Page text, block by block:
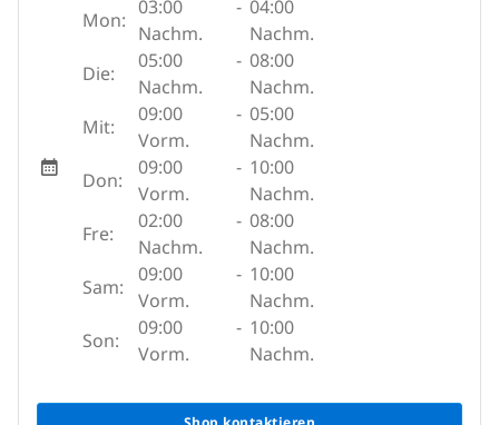
Mon:
03:00
Nachm.
- 04:00
Nachm.
Die:
05:00
Nachm.
- 08:00
Nachm.
Mit:
09:00
Vorm.
- 05:00
Nachm.
Don:
09:00
Vorm.
- 10:00
Nachm.
Fre:
02:00
Nachm.
- 08:00
Nachm.
Sam:
09:00
Vorm.
- 10:00
Nachm.
Son:
09:00
Vorm.
- 10:00
Nachm.